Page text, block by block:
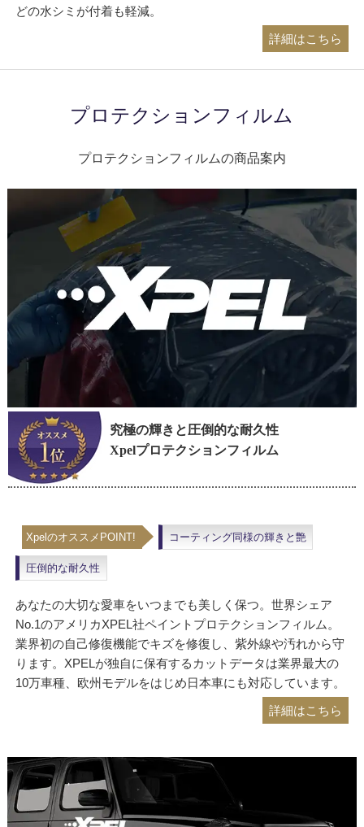
どの水シミが付着も軽減。
詳細はこちら
プロテクションフィルム
プロテクションフィルムの商品案内
究極の輝きと圧倒的な耐久性
Xpelプロテクションフィルム
XpelのオススメPOINT! コーティング同様の輝きと艶
圧倒的な耐久性
あなたの大切な愛車をいつまでも美しく保つ。世界シェア
No.1のアメリカXPEL社ペイントプロテクションフィルム。
業界初の自己修復機能でキズを修復し、紫外線や汚れから守
ります。XPELが独自に保有するカットデータは業界最大の
10万車種、欧州モデルをはじめ日本車にも対応しています。
詳細はこちら